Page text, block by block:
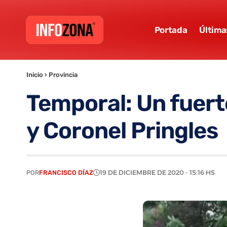
Portada
Inicio › Provincia
Temporal: Un
y Coronel Pringles
PORFRANCISCO DÍAZ 19 DE DICIEMBRE DE 2020 - 15:16 HS